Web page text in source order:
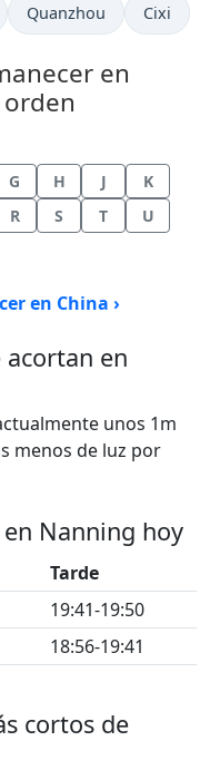
Quanzhou Cixi
en
G H J
K
R S T
U
en China ›
acortan en
unos 1m
menos de luz por
Nanning hoy
Tarde
19:41-19:50
18:56-19:41
cortos de